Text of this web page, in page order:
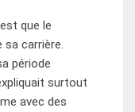
que le
sa carrière.
période
surtout
avec des